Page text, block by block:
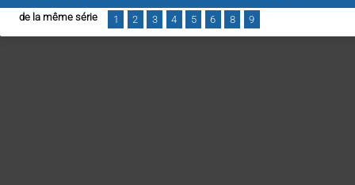
de la même série 1 2 3 4 5 6 8 9